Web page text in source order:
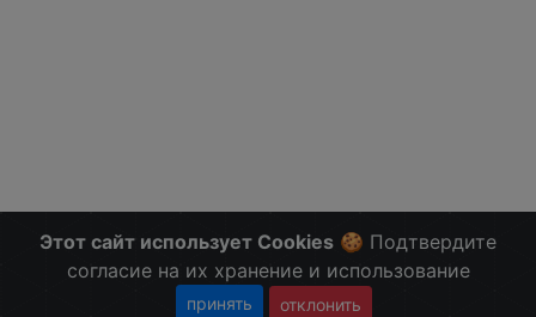
Этот сайт использует Cookies 🍪 Подтвердите
согласие на их хранение и использование
принять отклонить